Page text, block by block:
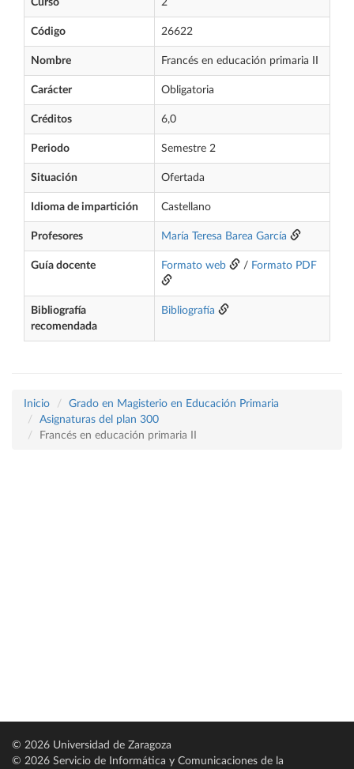
Curso 2
Código 26622
Nombre Francés en educación primaria II
Carácter Obligatoria
Créditos 6,0
Periodo Semestre 2
Situación Ofertada
Idioma de impartición Castellano
Profesores María Teresa Barea García
Guía docente Formato web / Formato PDF
Bibliografía
recomendada
Bibliografía
Inicio
Grado en Magisterio en Educación Primaria
Asignaturas del plan 300
Francés en educación primaria II
© 2026 Universidad de Zaragoza
© 2026 Servicio de Informática y Comunicaciones de la